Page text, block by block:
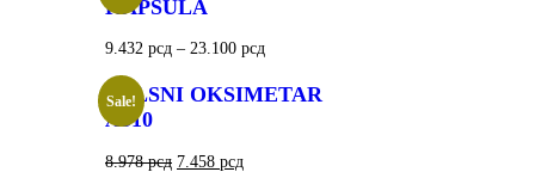
KAPSULA
9.432 рсд – 23.100 рсд
Sale!
PULSNI OKSIMETAR
A310
8.978рсд 7.458 рсд